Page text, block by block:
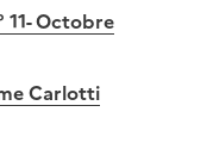
Octobre
Carlotti